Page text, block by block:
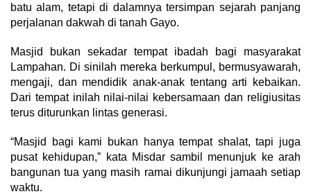
batu alam, tetapi di dalamnya tersimpan sejarah panjang
perjalanan dakwah di tanah Gayo.
Masjid bukan sekadar tempat ibadah bagi masyarakat
Lampahan. Di sinilah mereka berkumpul, bermusyawarah,
mengaji, dan mendidik anak-anak tentang arti kebaikan.
Dari tempat inilah nilai-nilai kebersamaan dan religiusitas
terus diturunkan lintas generasi.
“Masjid bagi kami bukan hanya tempat shalat, tapi juga
pusat kehidupan,” kata Misdar sambil menunjuk ke arah
bangunan tua yang masih ramai dikunjungi jamaah setiap
waktu.